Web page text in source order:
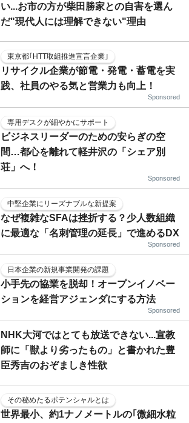
い...お市の方が柴田勝家との自害を選ん
だ"現代人には理解できない"理由
東京都｢HTT取組推進宣言企業｣
リサイクル企業が節電・発電・蓄電を実
践、社員のやる気と営業力も向上！
Sponsored
専用デスクが細やかにサポート
ビジネスリーダーのための安らぎの空
間…都心を離れて軽井沢の「シェア別
荘」へ！
Sponsored
中堅企業にリーズナブルな新提案
なぜ複雑なSFAは挫折する？少人数組織
に最適な「名刺管理の延長」で進めるDX
Sponsored
日本企業の新規事業開発の課題
小手先の協業を脱却！オープンイノベー
ションを経営アジェンダにする方法
Sponsored
NHK大河ではとても放送できない...宣教
師に「獣より劣ったもの」と書かれた豊
臣秀吉のおぞましき性欲
その秘めたるポテンシャルとは
世界最小、約1ナノメートルの｢微細水粒